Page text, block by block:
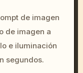
cuero,
paja,
ceniza,
sunset, neon
8k --v 6.0
de imagen
de imagen a
e iluminación
segundos.